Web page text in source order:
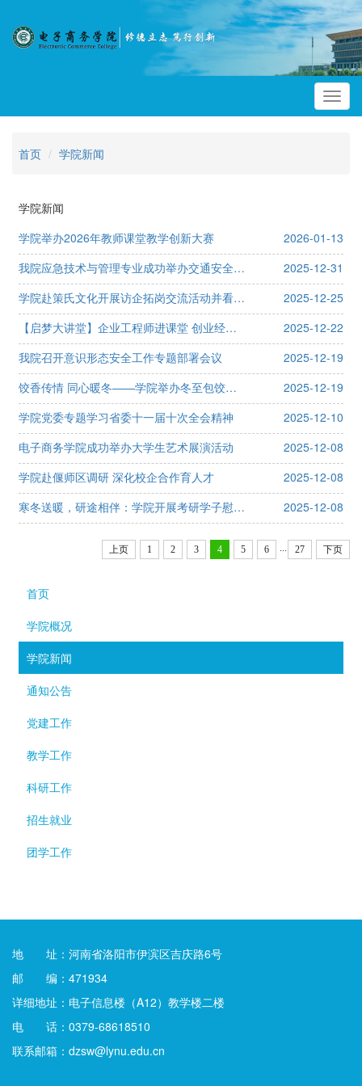
首页 学院新闻
学院新闻
学院举办2026年教师课堂教学创新大赛
2026-01-13
我院应急技术与管理专业成功举办交通安全应急管理专题讲座
2025-12-31
学院赴策氏文化开展访企拓岗交流活动并看望实习学生
2025-12-25
【启梦大讲堂】企业工程师进课堂 创业经验助成长
2025-12-22
我院召开意识形态安全工作专题部署会议
2025-12-19
饺香传情 同心暖冬——学院举办冬至包饺子活动
2025-12-19
学院党委专题学习省委十一届十次全会精神
2025-12-10
电子商务学院成功举办大学生艺术展演活动
2025-12-08
学院赴偃师区调研 深化校企合作育人才
2025-12-08
寒冬送暖，研途相伴：学院开展考研学子慰问活动
2025-12-08
上页 1 2 3 4 5 6 ... 27 下页
首页
学院概况
学院新闻
通知公告
党建工作
教学工作
科研工作
招生就业
团学工作
地 址：河南省洛阳市伊滨区吉庆路6号
邮 编：471934
详细地址：电子信息楼（A12）教学楼二楼
电 话：0379-68618510
联系邮箱：dzsw@lynu.edu.cn